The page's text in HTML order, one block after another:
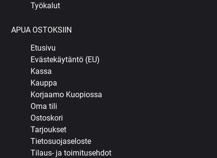
Työkalut
APUA OSTOKSIIN
Etusivu
Evästekäytäntö (EU)
Kassa
Kauppa
Korjaamo Kuopiossa
Oma tili
Ostoskori
Tarjoukset
Tietosuojaseloste
Tilaus- ja toimitusehdot